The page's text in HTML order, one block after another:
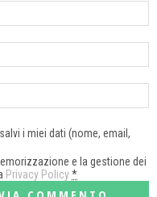
i miei dati (nome, email,
e la gestione dei
Privacy Policy*